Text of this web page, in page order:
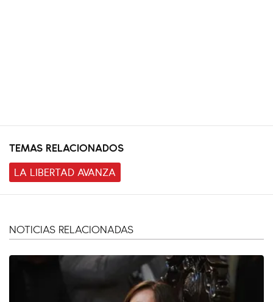
TEMAS RELACIONADOS
LA LIBERTAD AVANZA
NOTICIAS RELACIONADAS